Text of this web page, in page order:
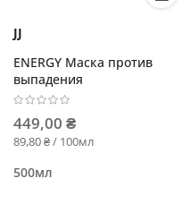
JJ
ENERGY Маска против
выпадения
449,00 ₴
89,80 ₴ / 100мл
500мл